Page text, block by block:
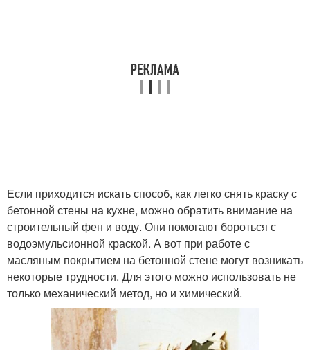
Если приходится искать способ, как легко снять краску с
бетонной стены на кухне, можно обратить внимание на
строительный фен и воду. Они помогают бороться с
водоэмульсионной краской. А вот при работе с
масляным покрытием на бетонной стене могут возникать
некоторые трудности. Для этого можно использовать не
только механический метод, но и химический.